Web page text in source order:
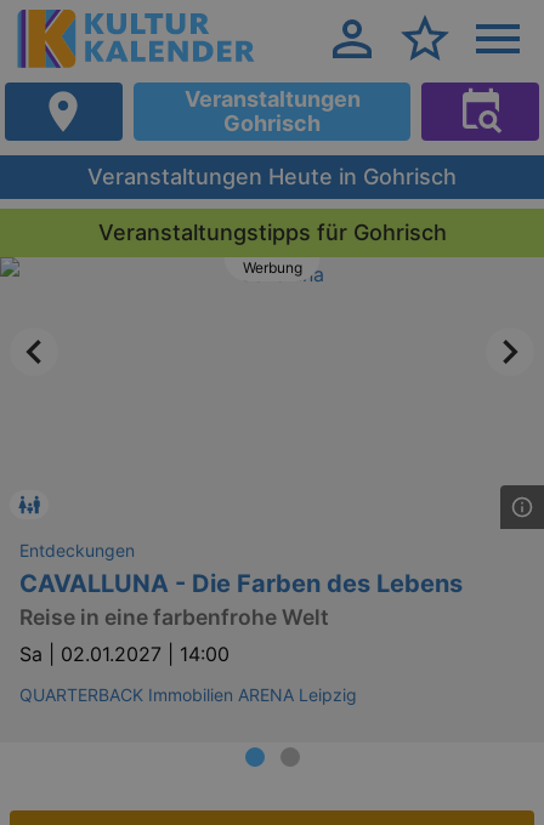
Veranstaltungen
Gohrisch
Veranstaltungen Heute in Gohrisch
Veranstaltungstipps für Gohrisch
Werbung
Entdeckungen
CAVALLUNA - Die Farben des Lebens
Reise in eine farbenfrohe Welt
Sa | 02.01.2027 | 14:00
QUARTERBACK Immobilien ARENA Leipzig